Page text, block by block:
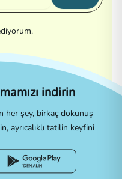
indirin
her şey, birkaç dokunuş
ayrıcalıklı tatilin keyfini